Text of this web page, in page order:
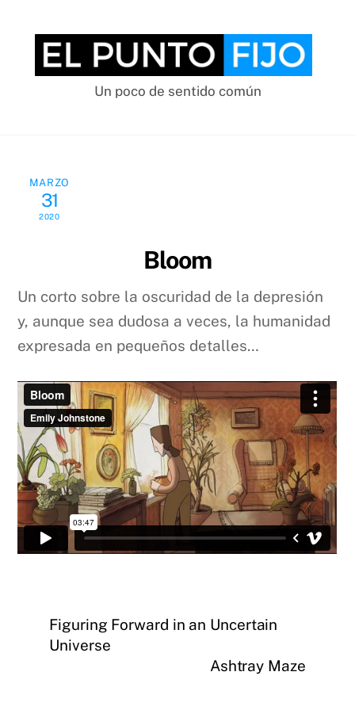
content
Un poco de sentido común
MARZO
31
2020
Bloom
Un corto sobre la oscuridad de la depresión
y, aunque sea dudosa a veces, la humanidad
expresada en pequeños detalles…
Figuring Forward in an Uncertain
Universe
Ashtray Maze